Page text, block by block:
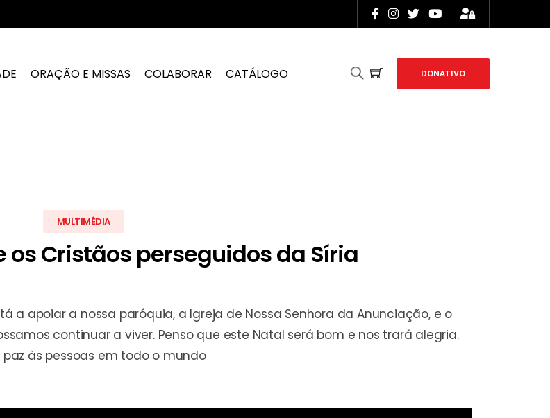
ORAÇÃO E MISSAS COLABORAR CATÁLOGO DONATIVO
MULTIMÉDIA
os Cristãos perseguidos da Síria
a apoiar a nossa paróquia, a Igreja de Nossa Senhora da Anunciação, e o
continuar a viver. Penso que este Natal será bom e nos trará alegria.
paz às pessoas em todo o mundo